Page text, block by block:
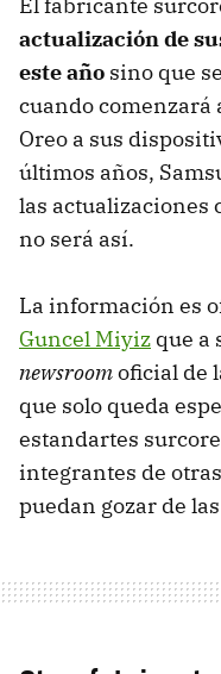
actualización de
este año sino que
cuando comenzará
Oreo a sus
últimos años,
las actualizaciones
no será así.
La información es
Guncel Miyiz que a
newsroomoficial de
que solo queda
estandartes
integrantes de
puedan gozar de